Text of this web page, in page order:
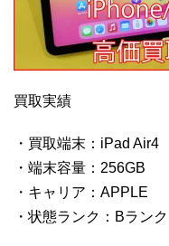
買取実績
・買取端末：iPad Air4
・端末容量：256GB
・キャリア：APPLE
・状態ランク：Bランク